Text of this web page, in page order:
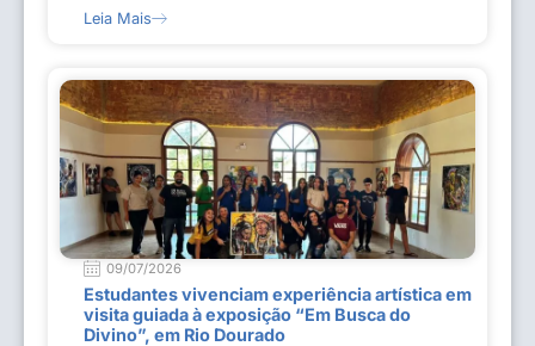
Leia Mais
09/07/2026
Estudantes vivenciam experiência artística em
visita guiada à exposição “Em Busca do
Divino”, em Rio Dourado